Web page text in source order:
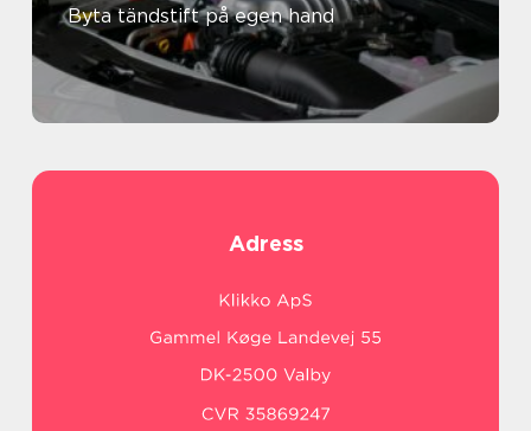
Byta tändstift på egen hand
Adress